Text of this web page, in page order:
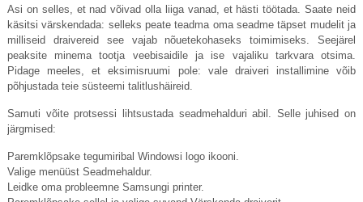
Asi on selles, et nad võivad olla liiga vanad, et hästi töötada. Saate neid
käsitsi värskendada: selleks peate teadma oma seadme täpset mudelit ja
milliseid draivereid see vajab nõuetekohaseks toimimiseks. Seejärel
peaksite minema tootja veebisaidile ja ise vajaliku tarkvara otsima.
Pidage meeles, et eksimisruumi pole: vale draiveri installimine võib
põhjustada teie süsteemi talitlushäireid.
Samuti võite protsessi lihtsustada seadmehalduri abil. Selle juhised on
järgmised:
Paremklõpsake tegumiribal Windowsi logo ikooni.
Valige menüüst Seadmehaldur.
Leidke oma probleemne Samsungi printer.